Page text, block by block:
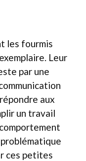
les fourmis
Leur
par une
aux
un travail
ces petites